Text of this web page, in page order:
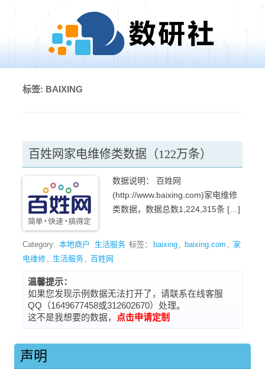
标签: BAIXING
百姓网家电维修类数据（122万条）
数据说明： 百姓网
(http://www.baixing.com)家电维修
类数据，数据总数1,224,315条 […]
Category: 本地商户 生活服务 标签： baixing , baixing.com , 家
电维修 , 生活服务 , 百姓网
温馨提示：
如果您发现示例数据无法打开了，请联系在线客服
QQ（1649677458或312602670）处理。
这不是我想要的数据，
点击申请定制
声明